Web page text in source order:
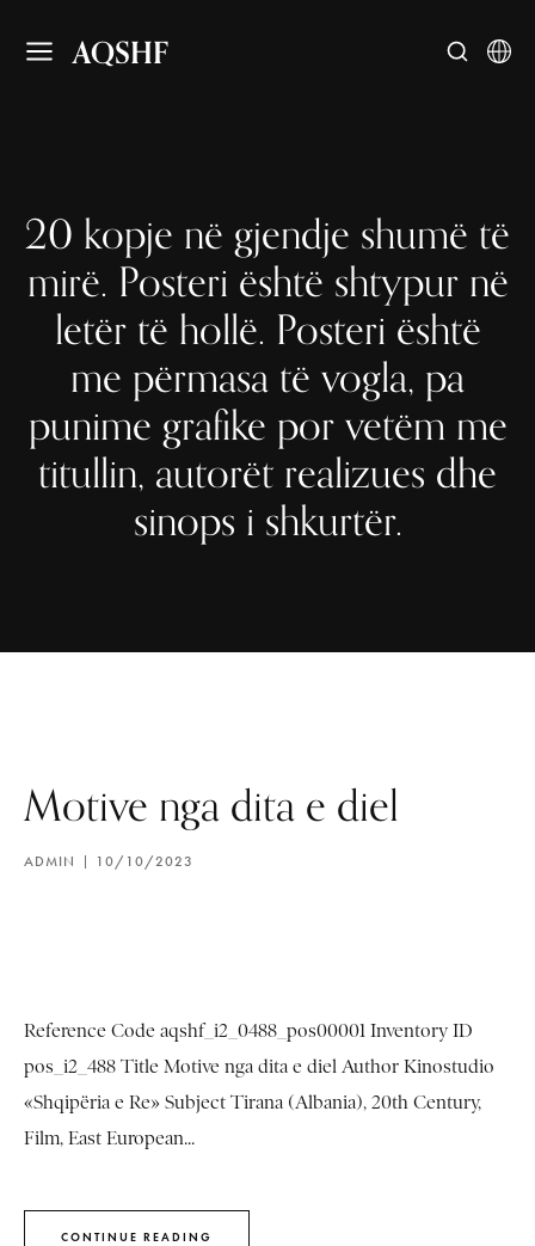
AQSHF
20 kopje në gjendje shumë të
mirë. Posteri është shtypur në
letër të hollë. Posteri është
me përmasa të vogla, pa
punime grafike por vetëm me
titullin, autorët realizues dhe
sinops i shkurtër.
Motive nga dita e diel
ADMIN 10/10/2023
Reference Code aqshf_i2_0488_pos00001 Inventory ID
pos_i2_488 Title Motive nga dita e diel Author Kinostudio
«Shqipëria e Re» Subject Tirana (Albania), 20th Century,
Film, East European...
CONTINUE READING